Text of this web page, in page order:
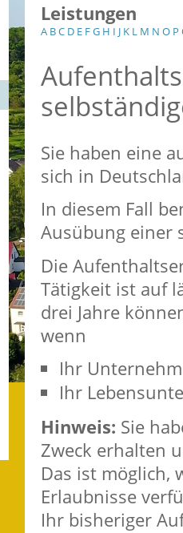
Leistungen
A BC D E FG H I J K L M N O P
Sie haben eine
sich in
In diesem Fall
Ausübung einer
Die
Tätigkeit ist auf
drei Jahre
wenn
Ihr
Ihr
Hinweis: Sie
Zweck erhalten
Das ist möglich,
Erlaubnisse
Ihr bisheriger